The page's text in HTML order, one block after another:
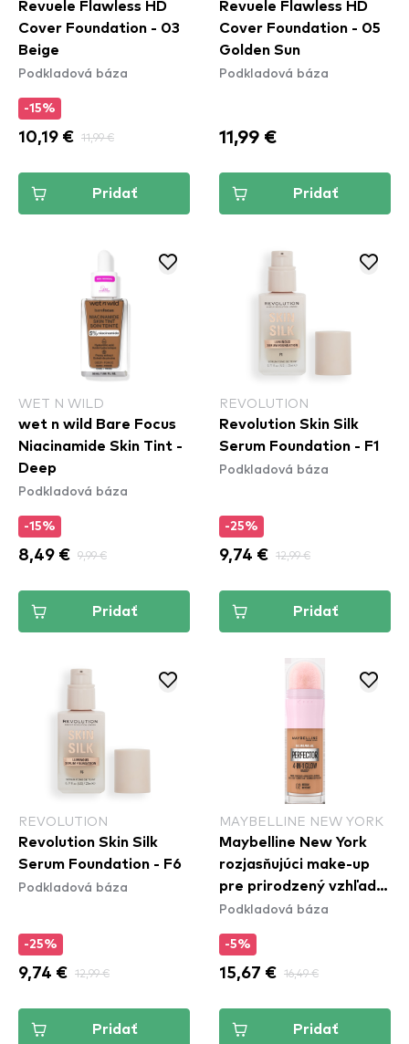
Revuele Flawless HD
Cover Foundation - 03
Beige
Podkladová báza
-15%
10,19 € 11,99 €
Pridať
Revuele Flawless HD
Cover Foundation - 05
Golden Sun
Podkladová báza
11,99 €
Pridať
WET N WILD
wet n wild Bare Focus
Niacinamide Skin Tint -
Deep
Podkladová báza
-15%
8,49 € 9,99 €
Pridať
REVOLUTION
Revolution Skin Silk
Serum Foundation - F1
Podkladová báza
-25%
9,74 € 12,99 €
Pridať
REVOLUTION
Revolution Skin Silk
Serum Foundation - F6
Podkladová báza
-25%
9,74 € 12,99 €
Pridať
MAYBELLINE NEW YORK
Maybelline New York
rozjasňujúci make-up
pre prirodzený vzhľad -
Instant Perfector 4in1
Podkladová báza
-5%
15,67 € 16,49 €
Pridať